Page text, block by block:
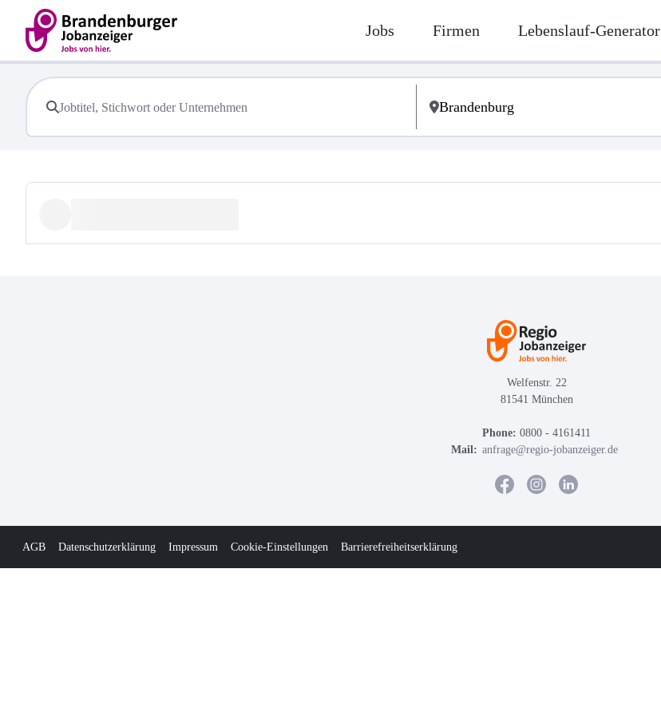
Jobs Firmen Lebenslauf-Generator
Welfenstr. 22
81541 München
Phone: 0800 - 4161411
Mail: anfrage@regio-jobanzeiger.de
AGB Datenschutzerklärung Impressum Cookie-Einstellungen Barrierefreiheitserklärung